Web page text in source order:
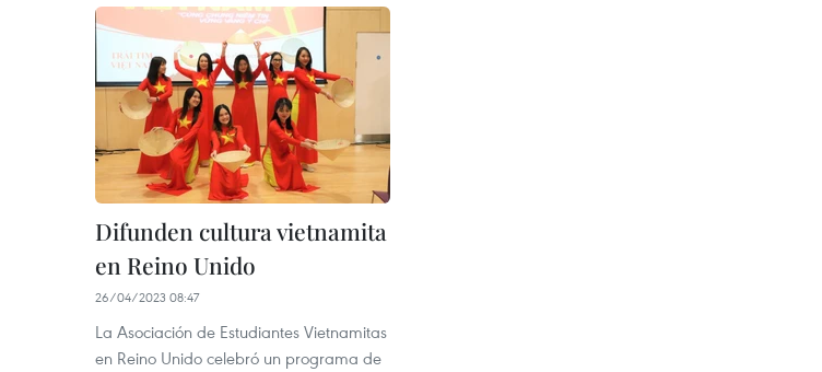
Difunden cultura vietnamita
en Reino Unido
26/04/2023 08:47
La Asociación de Estudiantes Vietnamitas
en Reino Unido celebró un programa de